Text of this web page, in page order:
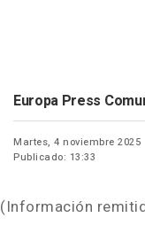
Europa Press
Martes, 4 noviembre 2025
Publicado: 13:33
(Información